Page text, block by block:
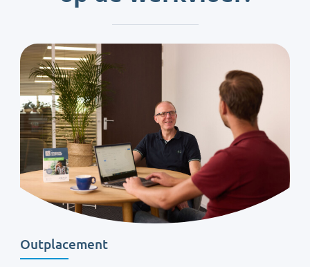
Outplacement